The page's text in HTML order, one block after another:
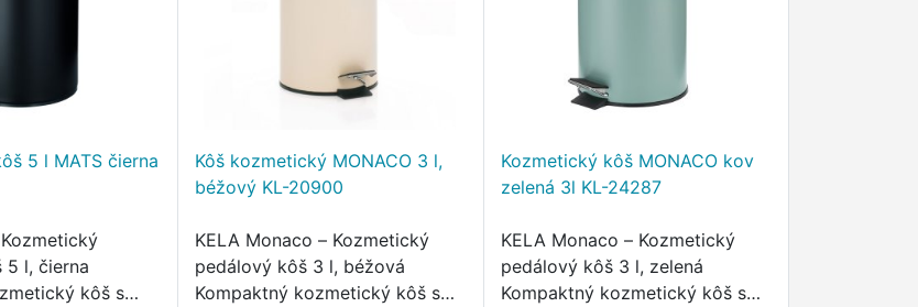
5 l MATS čierna
5 l, čierna
kôš s
Kôš kozmetický MONACO 3 l,
béžový KL-20900
KELA Monaco – Kozmetický
pedálový kôš 3 l, béžová
Kompaktný kozmetický kôš s
Kozmetický kôš MONACO kov
zelená 3l KL-24287
KELA Monaco – Kozmetický
pedálový kôš 3 l, zelená
Kompaktný kozmetický kôš s